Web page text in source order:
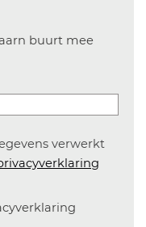
buurt mee
verwerkt